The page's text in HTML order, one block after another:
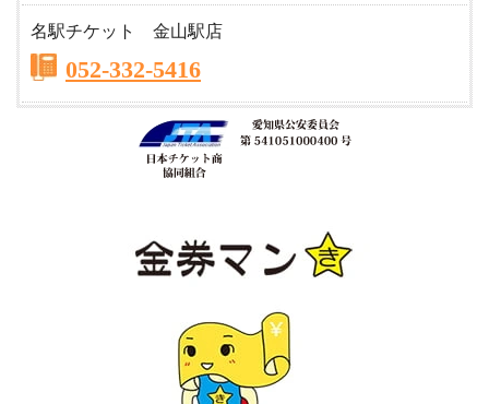
名駅チケット 金山駅店
052-332-5416